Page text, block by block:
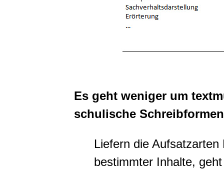
Es geht weniger um
schulische
Liefern die
bestimmter Inhalte,